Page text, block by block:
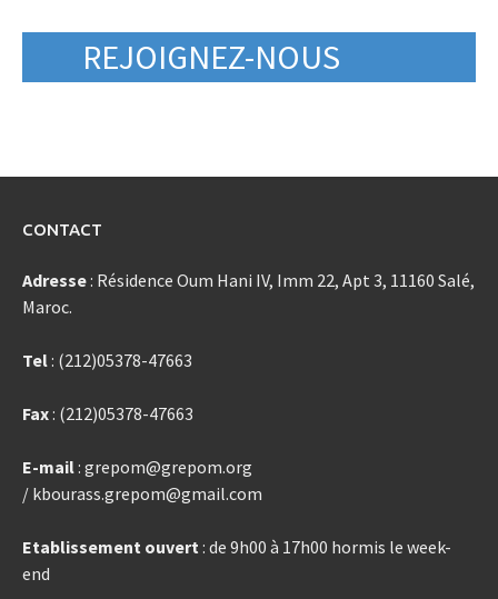
REJOIGNEZ-NOUS
CONTACT
Adresse: Résidence Oum Hani IV, Imm 22, Apt 3, 11160 Salé,
Maroc.
Tel: (212)05378-47663
Fax: (212)05378-47663
E-mail: grepom@grepom.org
/ kbourass.grepom@gmail.com
Etablissement ouvert: de 9h00 à 17h00 hormis le week-
end